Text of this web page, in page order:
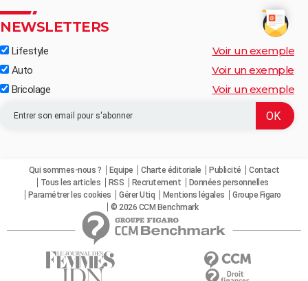
NEWSLETTERS
Lifestyle Voir un exemple
Auto Voir un exemple
Bricolage Voir un exemple
Qui sommes-nous ? Equipe Charte éditoriale Publicité
Contact
Tous les articles
RSS Recrutement
Données personnelles
Paramétrer les cookies
Gérer Utiq Mentions légales
Groupe Figaro
© 2026 CCM Benchmark